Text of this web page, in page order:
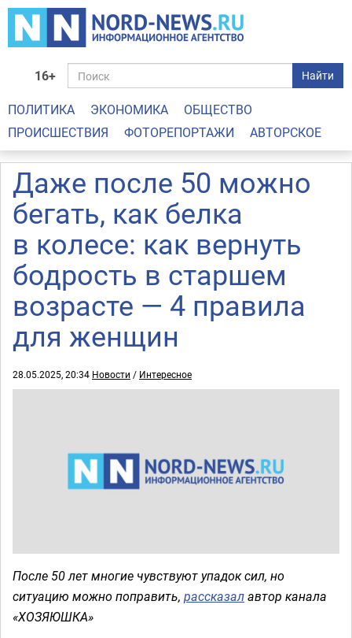
16+ Найти
ПОЛИТИКА ЭКОНОМИКА
ОБЩЕСТВО
ПРОИСШЕСТВИЯ
ФОТОРЕПОРТАЖИ АВТОРСКОЕ
Даже после 50 можно
бегать, как белка
в колесе: как вернуть
бодрость в старшем
возрасте — 4 правила
для женщин
28.05.2025, 20:34 Новости / Интересное
После 50 лет многие чувствуют упадок сил, но
ситуацию можно поправить, рассказалавтор канала
«ХОЗЯЮШКА»